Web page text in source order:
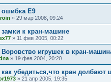
ошибка Е9
» 29 мар 2008, 09:24
замки к кран-машине
» 11 фев 2005, 00:22
Воровство игрушек в кран-
» 19 фев 2004, 20:20
как убедиться,что кран долбают
» 21 апр 2005, 19:35